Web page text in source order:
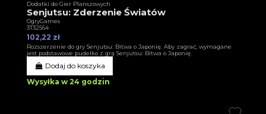
Dodatki do Gier Planszowych
Senjutsu: Zderzenie Światów
OgryGames
3T32564
102,22 zł
Rozszerzenie do gry Senjutsu: Bitwa o Japonię. Aby zagrać, wymagane
jest podstawowe pudełko z grą Senjutsu: Bitwa o Japonię.
Dodaj do koszyka
Wysyłka w 24 godzin